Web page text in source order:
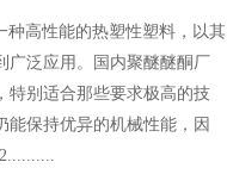
种高性能的热塑性塑料，以其
广泛应用。国内聚醚醚酮厂
特别适合那些要求极高的技
保持优异的机械性能，因